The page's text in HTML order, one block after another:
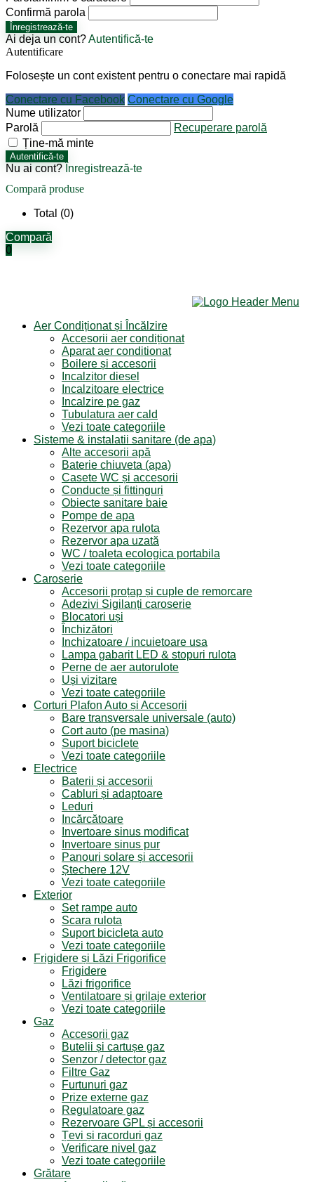
Confirmă parola
Înregistrează-te
Ai deja un cont?Autentifică-te
Autentificare
Folosește un cont existent pentru o conectare mai rapidă
Conectare cu Facebook Conectare cu Google
Nume utilizator
Parolă
Recuperare parolă
Ține-mă minte
Autentifică-te
Nu ai cont? Înregistrează-te
Compară produse
Total (0)
Compară
0
Aer Condiționat și Încălzire
Accesorii aer condiționat
Aparat aer conditionat
Boilere și accesorii
Incalzitor diesel
Incalzitoare electrice
Incalzire pe gaz
Tubulatura aer cald
Vezi toate categoriile
Sisteme & instalatii sanitare (de apa)
Alte accesorii apă
Baterie chiuveta (apa)
Casete WC și accesorii
Conducte și fittinguri
Obiecte sanitare baie
Pompe de apa
Rezervor apa rulota
Rezervor apa uzată
WC / toaleta ecologica portabila
Vezi toate categoriile
Caroserie
Accesorii proțap și cuple de remorcare
Adezivi Sigilanți caroserie
Blocatori uși
Închizători
Inchizatoare / incuietoare usa
Lampa gabarit LED & stopuri rulota
Perne de aer autorulote
Uși vizitare
Vezi toate categoriile
Corturi Plafon Auto și Accesorii
Bare transversale universale (auto)
Cort auto (pe masina)
Suport biciclete
Vezi toate categoriile
Electrice
Baterii și accesorii
Cabluri și adaptoare
Leduri
Incărcătoare
Invertoare sinus modificat
Invertoare sinus pur
Panouri solare și accesorii
Ștechere 12V
Vezi toate categoriile
Exterior
Set rampe auto
Scara rulota
Suport bicicleta auto
Vezi toate categoriile
Frigidere și Lăzi Frigorifice
Frigidere
Lăzi frigorifice
Ventilatoare și grilaje exterior
Vezi toate categoriile
Gaz
Accesorii gaz
Butelii și cartușe gaz
Senzor / detector gaz
Filtre Gaz
Furtunuri gaz
Prize externe gaz
Regulatoare gaz
Rezervoare GPL și accesorii
Țevi și racorduri gaz
Verificare nivel gaz
Vezi toate categoriile
Grătare